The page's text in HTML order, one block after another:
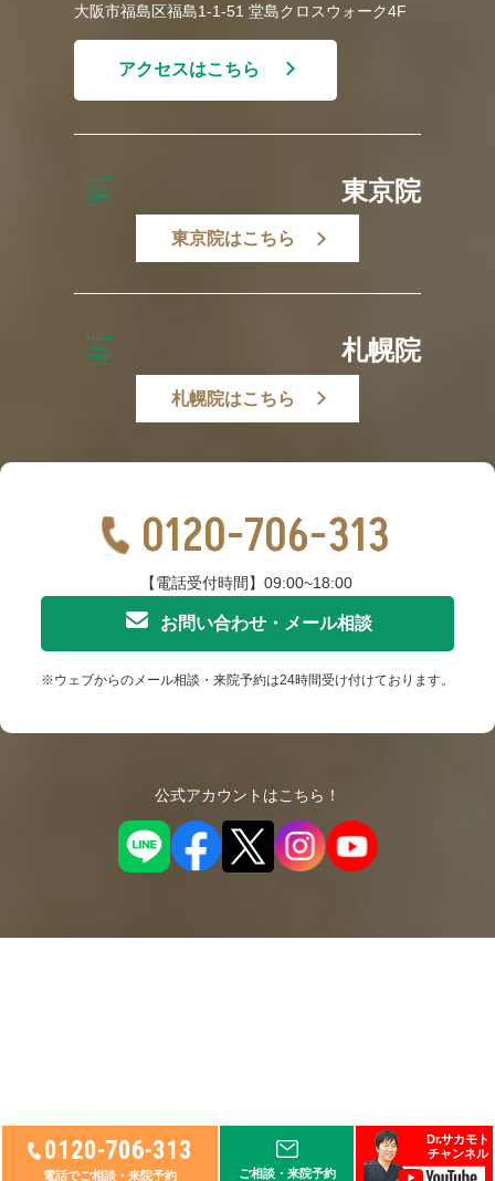
0120-706-313
電話でご相談・来院予約 ご相談・来院予約
Dr.サカモト
チャンネル
大阪市福島区福島1-1-51 堂島クロスウォーク4F
アクセスはこちら
東京院
東京院はこちら
札幌院
札幌院はこちら
0120-706-313
【電話受付時間】09:00~18:00
お問い合わせ・メール相談
※ウェブからのメール相談・来院予約は24時間受け付けております。
公式アカウントはこちら！
© 2026 リペアセルクリニック, Ltd.